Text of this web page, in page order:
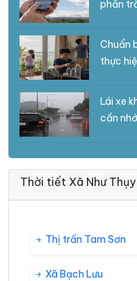
phần
Chuẩn
thực
Lái xe
cần nhớ
Thời tiết Xã Như Thụy
Thị trấn Tam Sơn
Xã Bạch Lưu